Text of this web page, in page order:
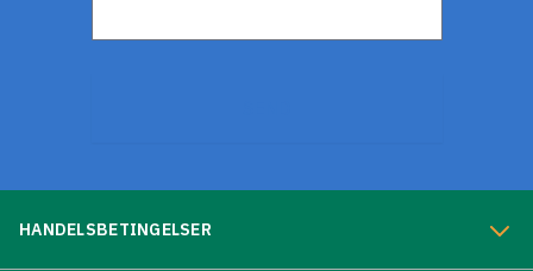
HANDELSBETINGELSER